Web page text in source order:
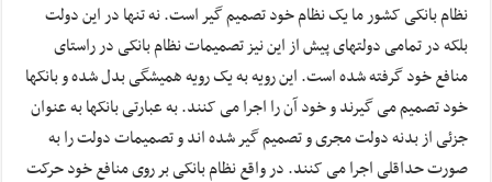
نظام بانکی کشور ما یک نظام خود تصمیم گیر است. نه تنها در این دولت
بلکه در تمامی دولتهای پیش از این نیز تصمیمات نظام بانکی در راستای
منافع خود گرفته شده است. این رویه به یک رویه همیشگی بدل شده و بانکها
خود تصمیم می گیرند و خود آن را اجرا می کنند. به عبارتی بانکها به عنوان
جزئی از بدنه دولت مجری و تصمیم گیر شده اند و تصمیمات دولت را به
صورت حداقلی اجرا می کنند. در واقع نظام بانکی بر روی منافع خود حرکت